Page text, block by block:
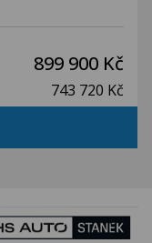
899 900 Kč
743 720 Kč